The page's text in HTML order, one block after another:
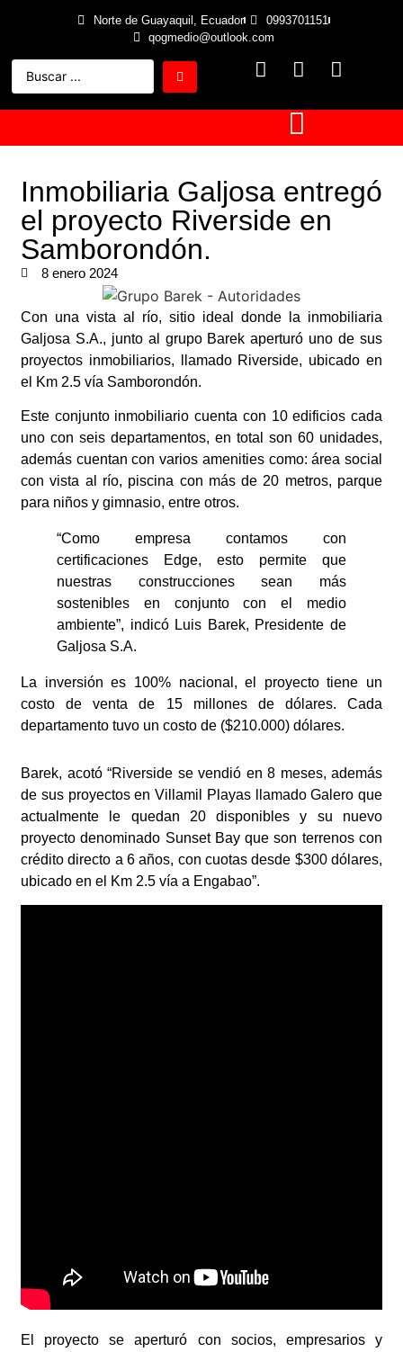
Norte de Guayaquil, Ecuador
0993701151
qogmedio@outlook.com
Inmobiliaria Galjosa entregó
el proyecto Riverside en
Samborondón.
8 enero 2024
Con una vista al río, sitio ideal donde la inmobiliaria
Galjosa S.A., junto al grupo Barek aperturó uno de sus
proyectos inmobiliarios, llamado Riverside, ubicado en
el Km 2.5 vía Samborondón.
Este conjunto inmobiliario cuenta con 10 edificios cada
uno con seis departamentos, en total son 60 unidades,
además cuentan con varios amenities como: área social
con vista al río, piscina con más de 20 metros, parque
para niños y gimnasio, entre otros.
“Como empresa contamos con
certificaciones Edge, esto permite que
nuestras construcciones sean más
sostenibles en conjunto con el medio
ambiente”, indicó Luis Barek, Presidente de
Galjosa S.A.
La inversión es 100% nacional, el proyecto tiene un
costo de venta de 15 millones de dólares. Cada
departamento tuvo un costo de ($210.000) dólares.
Barek, acotó “Riverside se vendió en 8 meses, además
de sus proyectos en Villamil Playas llamado Galero que
actualmente le quedan 20 disponibles y su nuevo
proyecto denominado Sunset Bay que son terrenos con
crédito directo a 6 años, con cuotas desde $300 dólares,
ubicado en el Km 2.5 vía a Engabao”.
El proyecto se aperturó con socios, empresarios y